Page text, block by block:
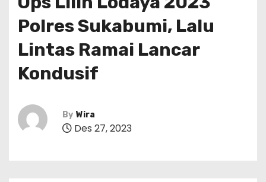
Polres Sukabumi, Lalu
Lintas Ramai Lancar
Kondusif
By Wira
Des 27, 2023